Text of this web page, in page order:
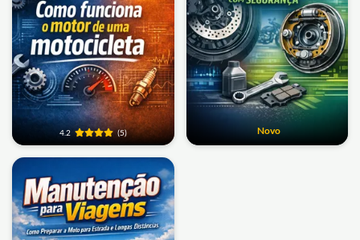
4.2 (5) Novo